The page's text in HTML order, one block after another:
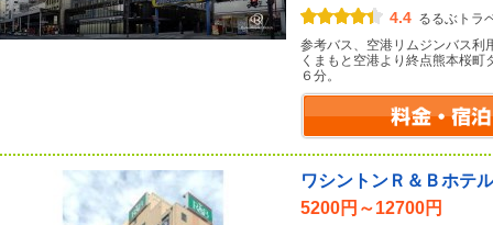
4.4 るるぶトラ
参考バス、空港リムジンバス利
くまもと空港より終点熊本桜
６分。
ワシントンＲ＆Ｂホテ
5200円～12700円